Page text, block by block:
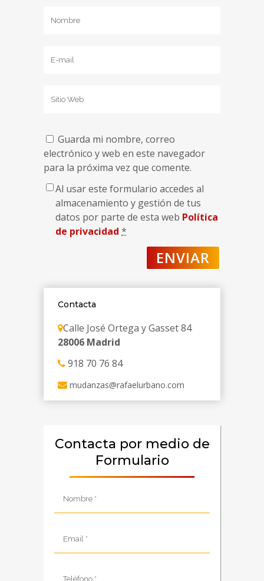
Guarda mi nombre, correo
electrónico y web en este navegador
para la próxima vez que comente.
Al usar este formulario accedes al
almacenamiento y gestión de tus
datos por parte de esta web Política
de privacidad *
Contacta
Calle José Ortega y Gasset 84
28006 Madrid
918 70 76 84
mudanzas@rafaelurbano.com
Contacta por medio de
Formulario